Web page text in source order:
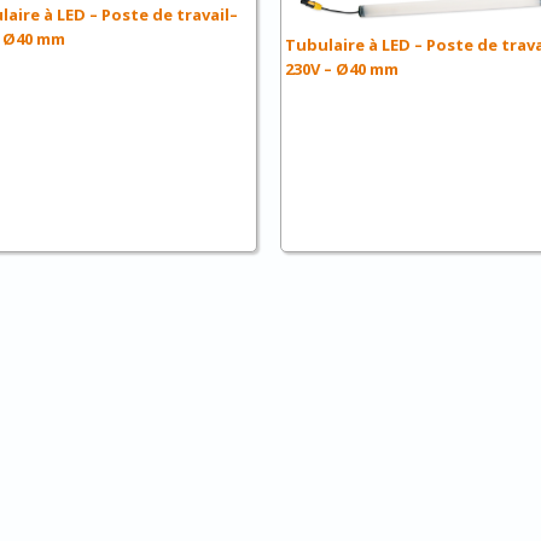
à LED – Poste de travail–
Ø40 mm
Tubulaire à LED – Poste de
230V – Ø40 mm